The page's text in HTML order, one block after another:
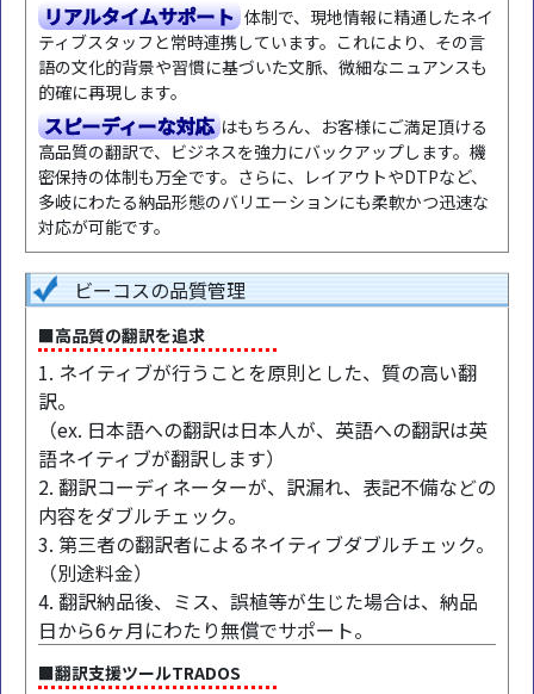
リアルタイムサポート 体制で、現地情報に精通したネイ
ティブスタッフと常時連携しています。これにより、その言
語の文化的背景や習慣に基づいた文脈、微細なニュアンスも
的確に再現します。
スピーディーな対応 はもちろん、お客様にご満足頂ける
高品質の翻訳で、ビジネスを強力にバックアップします。機
密保持の体制も万全です。さらに、レイアウトやDTPなど、
多岐にわたる納品形態のバリエーションにも柔軟かつ迅速な
対応が可能です。
ビーコスの品質管理
■高品質の翻訳を追求
1. ネイティブが行うことを原則とした、質の高い翻
訳。
（ex. 日本語への翻訳は日本人が、英語への翻訳は英
語ネイティブが翻訳します）
2. 翻訳コーディネーターが、訳漏れ、表記不備などの
内容をダブルチェック。
3. 第三者の翻訳者によるネイティブダブルチェック。
（別途料金）
4. 翻訳納品後、ミス、誤植等が生じた場合は、納品
日から6ヶ月にわたり無償でサポート。
■翻訳支援ツールTRADOS